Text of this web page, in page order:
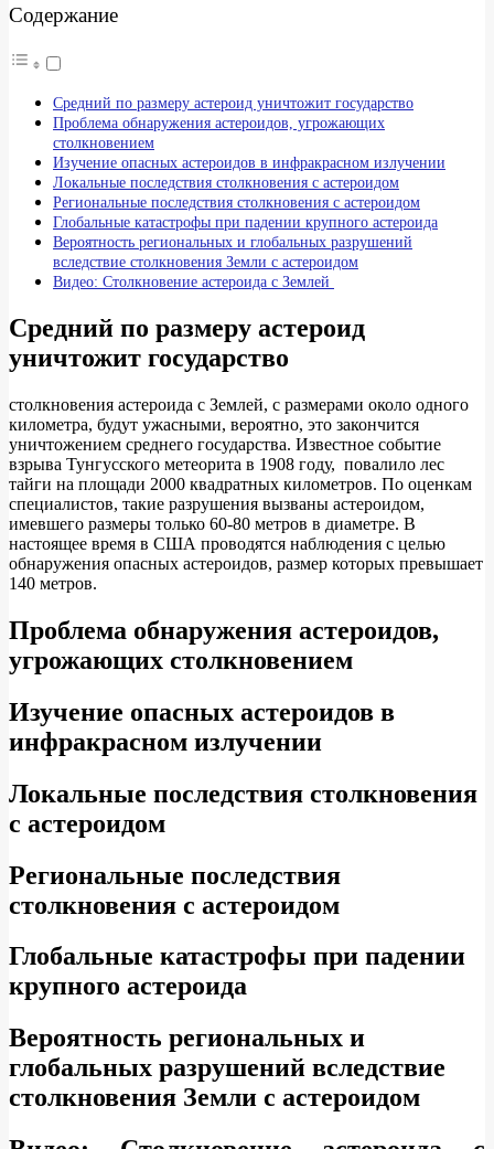
Содержание
Средний по размеру астероид уничтожит государство
Проблема обнаружения астероидов, угрожающих
столкновением
Изучение опасных астероидов в инфракрасном излучении
Локальные последствия столкновения с астероидом
Региональные последствия столкновения с астероидом
Глобальные катастрофы при падении крупного астероида
Вероятность региональных и глобальных разрушений
вследствие столкновения Земли с астероидом
Видео: Столкновение астероида с Землей
Средний по размеру астероид
уничтожит государство
столкновения астероида с Землей, с размерами около одного
километра, будут ужасными, вероятно, это закончится
уничтожением среднего государства. Известное событие
взрыва Тунгусского метеорита в 1908 году, повалило лес
тайги на площади 2000 квадратных километров. По оценкам
специалистов, такие разрушения вызваны астероидом,
имевшего размеры только 60-80 метров в диаметре. В
настоящее время в США проводятся наблюдения с целью
обнаружения опасных астероидов, размер которых превышает
140 метров.
Проблема обнаружения астероидов,
угрожающих столкновением
Изучение опасных астероидов в
инфракрасном излучении
Локальные последствия столкновения
с астероидом
Региональные последствия
столкновения с астероидом
Глобальные катастрофы при падении
крупного астероида
Вероятность региональных и
глобальных разрушений вследствие
столкновения Земли с астероидом